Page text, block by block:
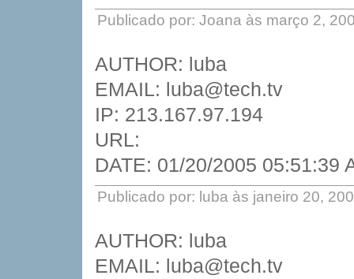
Publicado por: Joana às março 2,
AUTHOR: luba
EMAIL: luba@tech.tv
IP: 213.167.97.194
URL:
DATE: 01/20/2005 05:51:39
Publicado por: luba às janeiro 20,
AUTHOR: luba
EMAIL: luba@tech.tv